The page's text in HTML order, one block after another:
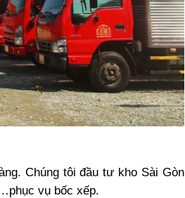
Chúng tôi đầu tư kho Sài Gòn
vụ bốc xếp.